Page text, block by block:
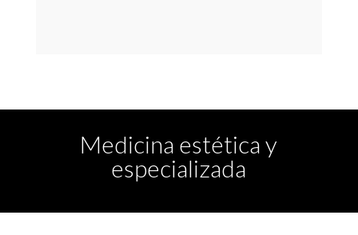
Medicina estética y
especializada